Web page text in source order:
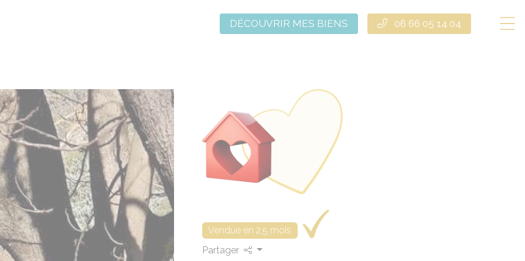
DÉCOUVRIR MES BIENS 06 66 05 14 04
Vendue en 2,5 mois
Partager